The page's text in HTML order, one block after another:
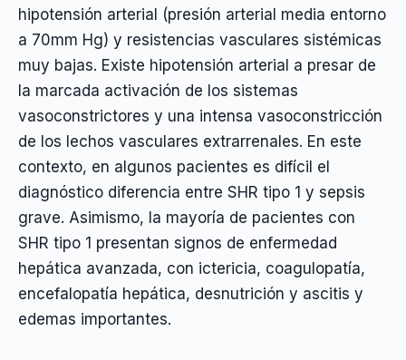
hipotensión arterial (presión arterial media entorno
a 70mm Hg) y resistencias vasculares sistémicas
muy bajas. Existe hipotensión arterial a presar de
la marcada activación de los sistemas
vasoconstrictores y una intensa vasoconstricción
de los lechos vasculares extrarrenales. En este
contexto, en algunos pacientes es difícil el
diagnóstico diferencia entre SHR tipo 1 y sepsis
grave. Asimismo, la mayoría de pacientes con
SHR tipo 1 presentan signos de enfermedad
hepática avanzada, con ictericia, coagulopatía,
encefalopatía hepática, desnutrición y ascitis y
edemas importantes.